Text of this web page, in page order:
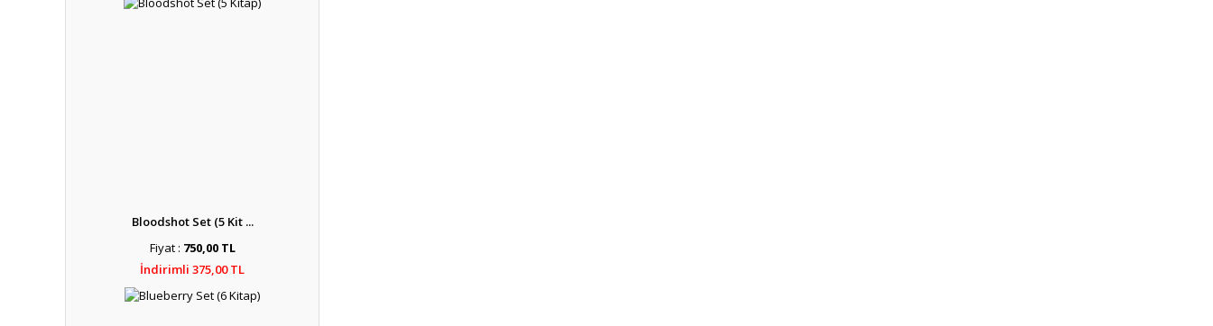
Bloodshot Set (5 Kit ...
Fiyat : 750,00 TL
İndirimli 375,00 TL